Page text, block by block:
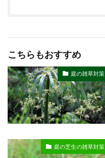
こちらもおすすめ
庭の雑草対策
庭の芝生の雑草対策